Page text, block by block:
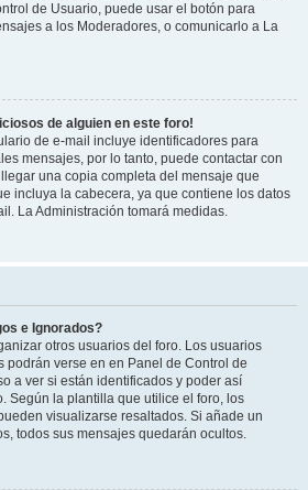
de Usuario, puede usar el botón para
a los Moderadores, o comunicarlo a La
de alguien en este foro!
de e-mail incluye identificadores para
mensajes, por lo tanto, puede contactar con
una copia completa del mensaje que
incluya la cabecera, ya que contiene los datos
La Administración tomará medidas.
e Ignorados?
otros usuarios del foro. Los usuarios
podrán verse en en Panel de Control de
a ver si están identificados y poder así
Según la plantilla que utilice el foro, los
visualizarse resaltados. Si añade un
todos sus mensajes quedarán ocultos.